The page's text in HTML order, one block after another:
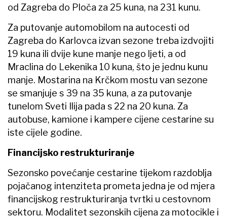
od Zagreba do Ploča za 25 kuna, na 231 kunu.
Za putovanje automobilom na autocesti od
Zagreba do Karlovca izvan sezone treba izdvojiti
19 kuna ili dvije kune manje nego ljeti, a od
Mraclina do Lekenika 10 kuna, što je jednu kunu
manje. Mostarina na Krčkom mostu van sezone
se smanjuje s 39 na 35 kuna, a za putovanje
tunelom Sveti Ilija pada s 22 na 20 kuna. Za
autobuse, kamione i kampere cijene cestarine su
iste cijele godine.
Financijsko restrukturiranje
Sezonsko povećanje cestarine tijekom razdoblja
pojačanog intenziteta prometa jedna je od mjera
financijskog restrukturiranja tvrtki u cestovnom
sektoru. Modalitet sezonskih cijena za motocikle i